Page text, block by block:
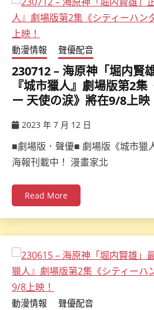
動漫情報 聲優配音
230712 – 海原神「堀内賢
『城市獵人』劇場版第2
ー 天使の涙》將在9/8上映
2023 年 7 月 12 日
■劇場版．聲優■ 劇場版《城市
海報刊載中！ 漫畫家北
Read More
動漫情報 聲優配音